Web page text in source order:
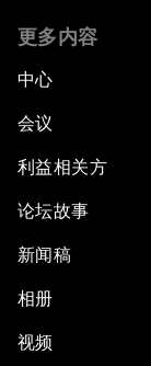
更多内容
中心
会议
利益相关方
论坛故事
新闻稿
相册
视频